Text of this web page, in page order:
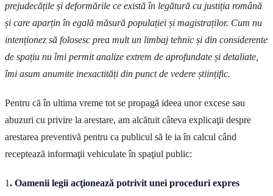
prejudecățile și deformările ce există în legătură cu justiția română
și care aparțin în egală măsură populației și magistraților. Cum nu
intenționez să folosesc prea mult un limbaj tehnic și din considerente
de spațiu nu îmi permit analize extrem de aprofundate și detaliate,
îmi asum anumite inexactități din punct de vedere științific.
Pentru că în ultima vreme tot se propagă ideea unor excese sau
abuzuri cu privire la arestare, am alcătuit câteva explicaţii despre
arestarea preventivă pentru ca publicul să le ia în calcul când
receptează informaţii vehiculate în spaţiul public:
1. Oamenii legii acţionează potrivit unei proceduri expres